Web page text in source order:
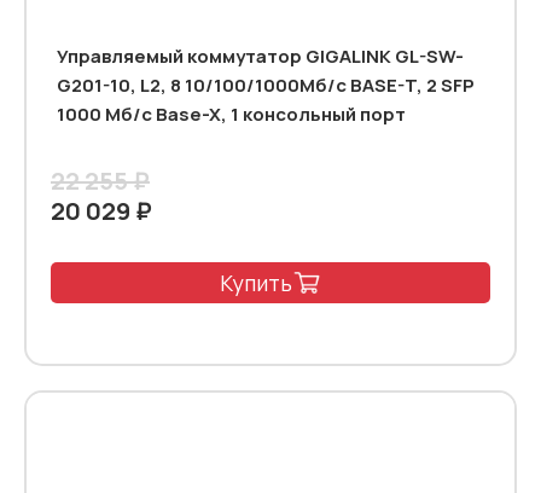
Управляемый коммутатор GIGALINK GL-SW-
G201-10, L2, 8 10/100/1000Мб/с BASE-T, 2 SFP
1000 Мб/с Base-X, 1 консольный порт
22 255 ₽
20 029 ₽
Купить